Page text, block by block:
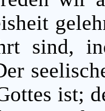
sind,
ist;